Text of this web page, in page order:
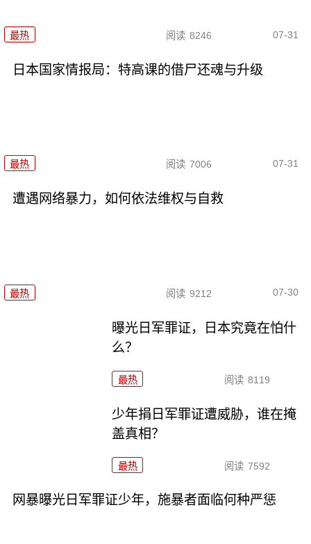
最热 阅读 8246 07-31
日本国家情报局：特高课的借尸还魂与升级
最热 阅读 7006 07-31
遭遇网络暴力，如何依法维权与自救
最热 阅读 9212 07-30
曝光日军罪证，日本究竟在怕什
么？
最热 阅读 8119
少年捐日军罪证遭威胁，谁在掩
盖真相？
最热 阅读 7592
网暴曝光日军罪证少年，施暴者面临何种严惩